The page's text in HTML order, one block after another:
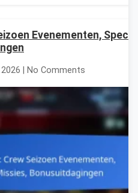
Evenementen,
| No Comments